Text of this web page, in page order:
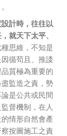
計時，往往以
就天下太平、
種思維，不知是
循苟且、推諉
質極為重要的
監造之責，勢
是公共或民間
督機制，在人
情形自然會產
按圖施工之責